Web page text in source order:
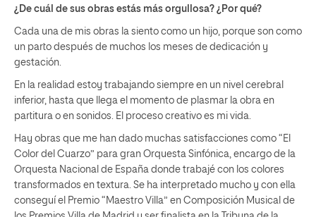
¿De cuál de sus obras estás más orgullosa? ¿Por qué?
Cada una de mis obras la siento como un hijo, porque son como
un parto después de muchos los meses de dedicación y
gestación.
En la realidad estoy trabajando siempre en un nivel cerebral
inferior, hasta que llega el momento de plasmar la obra en
partitura o en sonidos. El proceso creativo es mi vida.
Hay obras que me han dado muchas satisfacciones como “El
Color del Cuarzo” para gran Orquesta Sinfónica, encargo de la
Orquesta Nacional de España donde trabajé con los colores
transformados en textura. Se ha interpretado mucho y con ella
conseguí el Premio “Maestro Villa” en Composición Musical de